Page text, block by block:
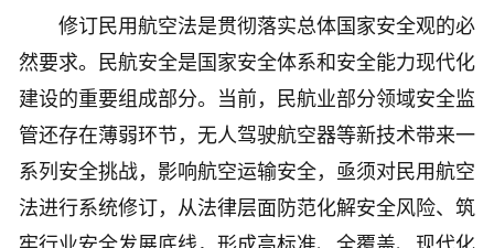
修订民用航空法是贯彻落实总体国家安全观的必
然要求。民航安全是国家安全体系和安全能力现代化
建设的重要组成部分。当前，民航业部分领域安全监
管还存在薄弱环节，无人驾驶航空器等新技术带来一
系列安全挑战，影响航空运输安全，亟须对民用航空
法进行系统修订，从法律层面防范化解安全风险、筑